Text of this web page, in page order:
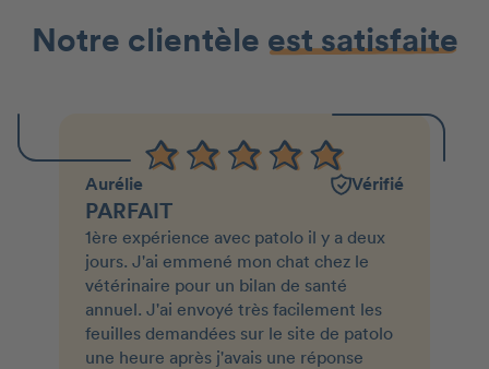
Notre clientèle est satisfaite
Aurélie Vérifié
PARFAIT
1ère expérience avec patolo il y a deux
jours. J'ai emmené mon chat chez le
vétérinaire pour un bilan de santé
annuel. J'ai envoyé très facilement les
feuilles demandées sur le site de patolo
une heure après j'avais une réponse